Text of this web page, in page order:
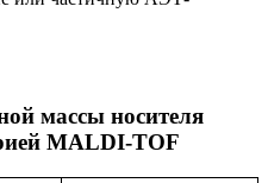
массы носителя
MALDI-TOF